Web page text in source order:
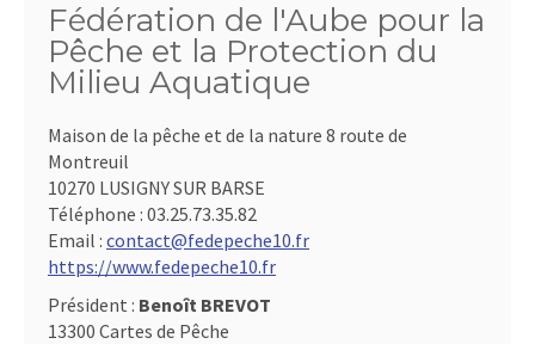
Fédération de l'Aube pour la
Pêche et la Protection du
Milieu Aquatique
Maison de la pêche et de la nature 8 route de
Montreuil
10270 LUSIGNY SUR BARSE
Téléphone : 03.25.73.35.82
Email : contact@fedepeche10.fr
https://www.fedepeche10.fr
Président : Benoît BREVOT
13300 Cartes de Pêche